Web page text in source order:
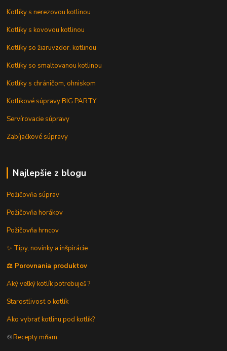
Kotlíky s nerezovou kotlinou
Kotlíky s kovovou kotlinou
Kotlíky so žiaruvzdor. kotlinou
Kotlíky so smaltovanou kotlinou
Kotlíky s chráničom, ohniskom
Kotlíkové súpravy BIG PARTY
Servírovacie súpravy
Zabíjačkové súpravy
Najlepšie z blogu
Požičovňa súprav
Požičovňa horákov
Požičovňa hrncov
✨ Tipy, novinky a inšpirácie
⚖️ Porovnania produktov
Aký veľký kotlík potrebuješ ?
Starostlivosť o kotlík
Ako vybrať kotlinu pod kotlík?
🍲Recepty mňam